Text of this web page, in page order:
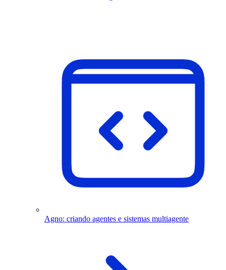
Agno: criando agentes e sistemas multiagente